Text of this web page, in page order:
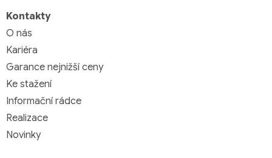
Kontakty
O nás
Kariéra
Garance nejnižší ceny
Ke stažení
Informační rádce
Realizace
Novinky